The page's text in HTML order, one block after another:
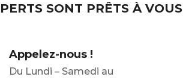
SONT PRÊTS À VOUS
Appelez-nous !
Du Lundi – Samedi au